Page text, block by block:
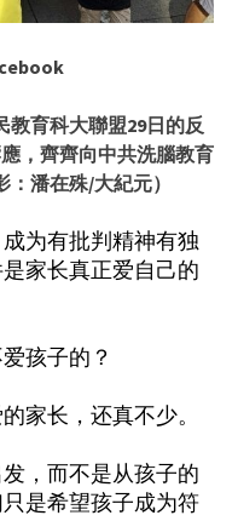
教育科大聯盟29日的反
，齊齊向中共洗腦教育
潘在殊/大紀元）
为有批判精神有独
家长真正爱自己的
孩子的？
家长，还真不少。
，而不是从孩子的
是希望孩子成为符